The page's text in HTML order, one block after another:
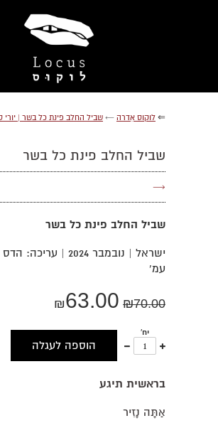
⇐ לוקוס אִדרה ← שביל החלב פינת כל בשר | יורי
שביל החלב פינת כל בשר
→
שביל החלב פינת כל בשר
עמ'
₪70.00
₪63.00
יח'
עוד
אחד
הוספה לעגלה
בראשית תיגע
אַתָּה נָזִיר